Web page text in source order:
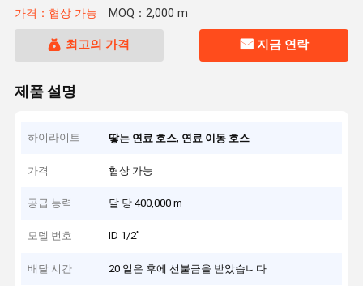
가격：협상 가능 MOQ：2,000 m
최고의 가격 지금 연락
제품 설명
하이라이트 땋는 연료 호스, 연료 이동 호스
가격 협상 가능
공급 능력 달 당 400,000 m
모델 번호 ID 1/2”
배달 시간 20 일은 후에 선불금을 받았습니다